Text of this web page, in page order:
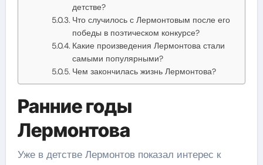
детстве?
Что случилось с Лермонтовым после его
победы в поэтическом конкурсе?
Какие произведения Лермонтова стали
самыми популярными?
Чем закончилась жизнь Лермонтова?
Ранние годы
Лермонтова
Уже в детстве Лермонтов показал интерес к